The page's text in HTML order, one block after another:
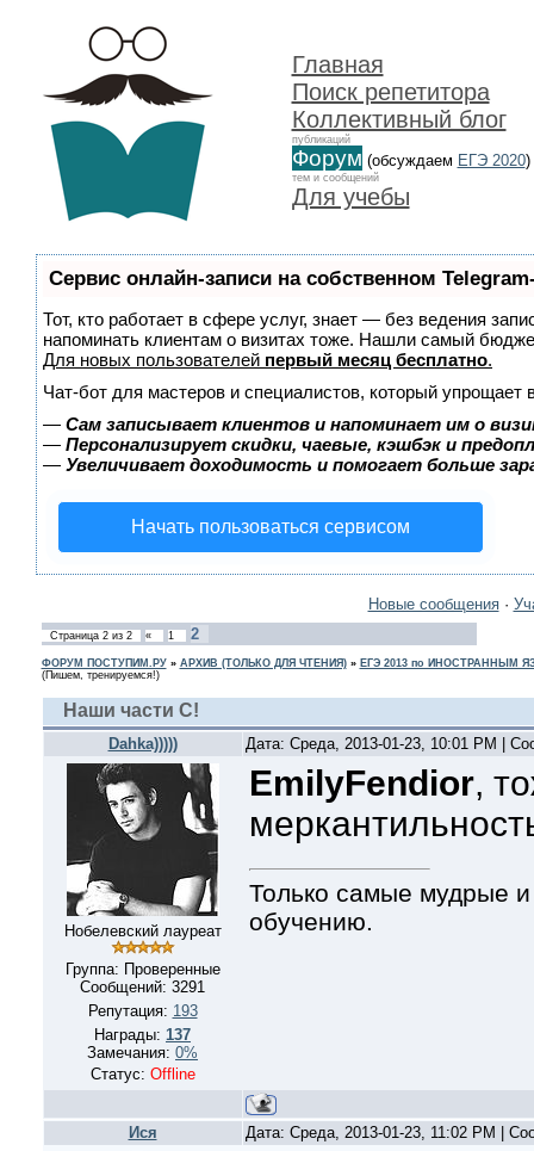
Главная
Поиск репетитора
Коллективный блог
публикаций
Форум (обсуждаем ЕГЭ 2020)
тем и сообщений
Для учебы
Сервис онлайн-записи на собственном
Тот, кто работает в сфере услуг, знает — без ведения
напоминать клиентам о визитах тоже. Нашли самый
Для новых пользователей первый месяц бесплатно.
Чат-бот для мастеров и специалистов, который упрощает
— Сам записывает клиентов и напоминает им о
— Персонализирует скидки, чаевые, кэшбэк и
— Увеличивает доходимость и помогает больше
Начать пользоваться сервисом
Новые сообщения·
Страница 2из 2 « 1 2
ФОРУМ ПОСТУПИМ.РУ» АРХИВ (ТОЛЬКО ДЛЯ ЧТЕНИЯ)» ЕГЭ 2013 по ИНОСТРАННЫМ
(Пишем, тренируемся!)
Наши части С!
Dahka))))) Дата: Среда, 2013-01-23, 10:01 PM |
Нобелевский лауреат
Группа: Проверенные
Сообщений: 3291
Репутация: 193
Награды: 137
Замечания: 0%
Статус: Offline
EmilyFendior,
Только самые мудрые
обучению.
Ися Дата: Среда, 2013-01-23, 11:02 PM |